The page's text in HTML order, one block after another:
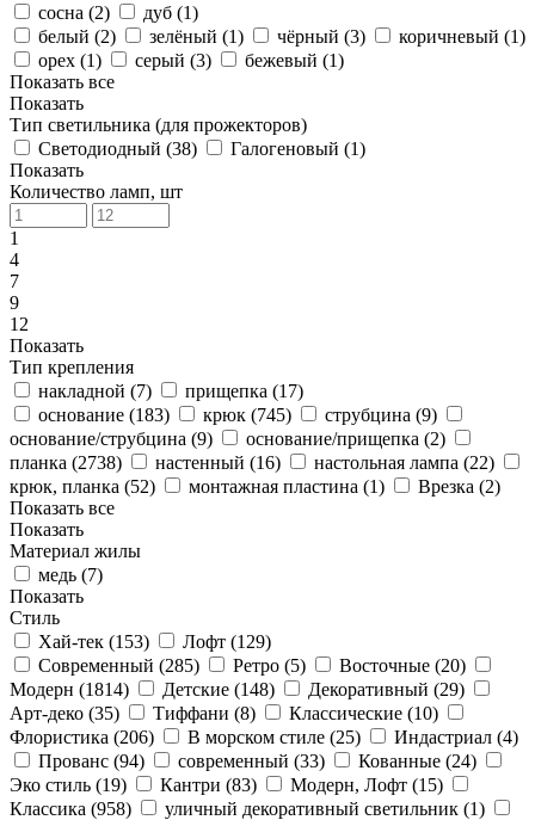
сосна (2) дуб (1)
белый (2) зелёный (1) чёрный (3) коричневый (1)
орех (1) серый (3) бежевый (1)
Показать все
Показать
Тип светильника (для прожекторов)
Светодиодный (38) Галогеновый (1)
Показать
Количество ламп, шт
1
4
7
9
12
Показать
Тип крепления
накладной (7) прищепка (17)
основание (183) крюк (745) струбцина (9)
основание/струбцина (9) основание/прищепка (2)
планка (2738) настенный (16) настольная лампа (22)
крюк, планка (52) монтажная пластина (1) Врезка (2)
Показать все
Показать
Материал жилы
медь (7)
Показать
Стиль
Хай-тек (153) Лофт (129)
Современный (285) Ретро (5) Восточные (20)
Модерн (1814) Детские (148) Декоративный (29)
Арт-деко (35) Тиффани (8) Классические (10)
Флористика (206) В морском стиле (25) Индастриал (4)
Прованс (94) современный (33) Кованные (24)
Эко стиль (19) Кантри (83) Модерн, Лофт (15)
Классика (958) уличный декоративный светильник (1)